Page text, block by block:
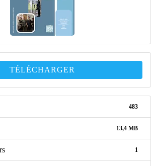
TÉLÉCHARGER
483
13,4 MB
1